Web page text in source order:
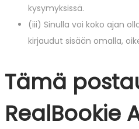
kysymyksissä.
(iii) Sinulla voi koko ajan
kirjaudut sisään omalla,
Tämä
RealBookie